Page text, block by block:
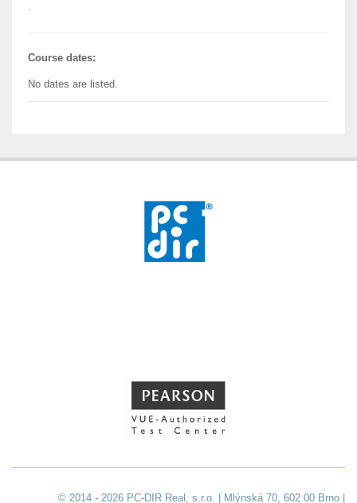
.
Course dates:
No dates are listed.
© 2014 - 2026 PC-DIR Real, s.r.o. | Mlýnská 70, 602 00 Brno |